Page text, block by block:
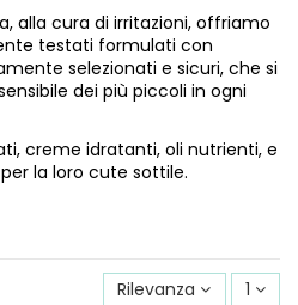
alla cura di irritazioni, offriamo
testati formulati con
selezionati e sicuri, che si
dei più piccoli in ogni
creme idratanti, oli nutrienti, e
la loro cute sottile.
Rilevanza 1